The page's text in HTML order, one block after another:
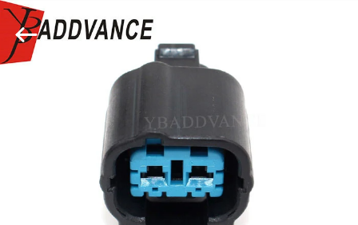
자.
Copyright
2019
2026
Xi'An